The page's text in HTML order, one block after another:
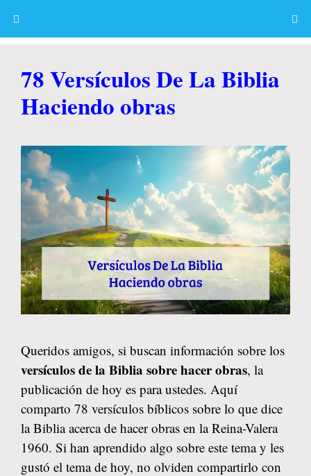
78 Versículos De La Biblia
Haciendo obras
Queridos amigos, si buscan información sobre los
versículos de la Biblia sobre hacer obras, la
publicación de hoy es para ustedes. Aquí
comparto 78 versículos bíblicos sobre lo que dice
la Biblia acerca de hacer obras en la Reina-Valera
1960. Si han aprendido algo sobre este tema y les
gustó el tema de hoy, no olviden compartirlo con